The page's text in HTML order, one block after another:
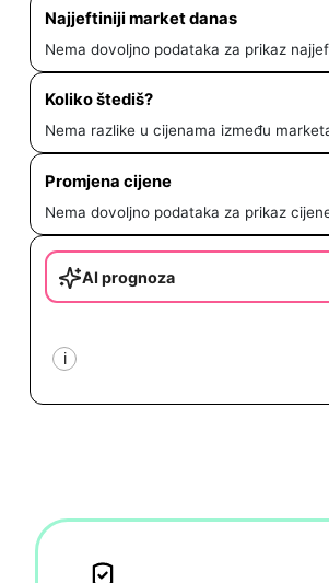
Najjeftiniji market danas
Nema dovoljno podataka za prikaz
Koliko štediš?
Nema razlike u cijenama između
Promjena cijene
Nema dovoljno podataka za prikaz
AI prognoza
i